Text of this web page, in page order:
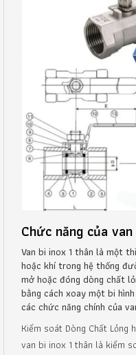
Chức năng của
Van bi inox 1 thân là một
hoặc khí trong hệ thống
mở hoặc đóng dòng chất
bằng cách xoay một bi
các chức năng chính của
Kiểm soát Dòng Chất Lỏng
van bi inox 1 thân là kiểm